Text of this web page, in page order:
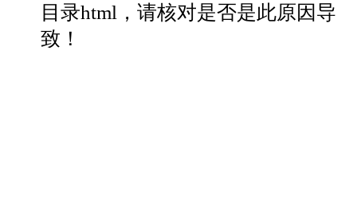
目录html，请核对是否是此原因导
致！